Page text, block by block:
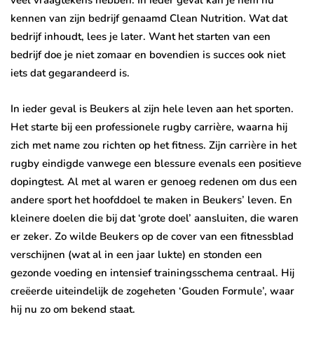
kennen van zijn bedrijf genaamd Clean Nutrition. Wat dat
bedrijf inhoudt, lees je later. Want het starten van een
bedrijf doe je niet zomaar en bovendien is succes ook niet
iets dat gegarandeerd is.
In ieder geval is Beukers al zijn hele leven aan het sporten.
Het starte bij een professionele rugby carrière, waarna hij
zich met name zou richten op het fitness. Zijn carrière in het
rugby eindigde vanwege een blessure evenals een positieve
dopingtest. Al met al waren er genoeg redenen om dus een
andere sport het hoofddoel te maken in Beukers’ leven. En
kleinere doelen die bij dat ‘grote doel’ aansluiten, die waren
er zeker. Zo wilde Beukers op de cover van een fitnessblad
verschijnen (wat al in een jaar lukte) en stonden een
gezonde voeding en intensief trainingsschema centraal. Hij
creëerde uiteindelijk de zogeheten ‘Gouden Formule’, waar
hij nu zo om bekend staat.